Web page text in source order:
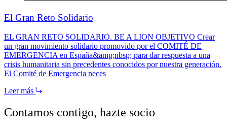
El Gran Reto Solidario
EL GRAN RETO SOLIDARIO. BE A LION OBJETIVO Crear
un gran movimiento solidario promovido por el COMITÉ DE
EMERGENCIA en España&amp;nbsp; para dar respuesta a una
crisis humanitaria sin precedentes conocidos por nuestra generación.
El Comité de Emergencia neces
Leer más
Contamos contigo, hazte socio